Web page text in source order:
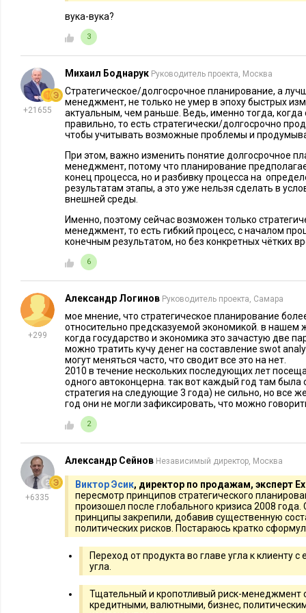
Executive.ru
стратегический менеджмент,
планирование, как один из важных его этапов. ​​​​​​​Другое
модели стратегического планирования. До сих пор
который ​​​​​​​методически неверен.
Первый кризис для коммерческих компаний страны
был кризис 2008 года, потому никаких новых реалий нет –
Что касается SWOT-анализа, то его избежать при
невозможно.
В 2008 году, когда еще ничего не предвещало кризис,
подготовительную работу для проведения SWOT-анализа.
генерации стратегических решений – из них и строится
2008 года мы собрались для продолжения работы. ​​​​​​​Один из
проектной группы этой компании сразу отметил: «Нам
начала – кризис кардинально изменил ситуацию». Я
список основных сил​​​​​​​ и слабостей компании, опасностей и
учетом экономического кризиса. Каково же было
группы, когда оказалось, что практически нам не
работы. Мы быстро выполнили SWOT-анализ и успешно
стратегии.
Пандемия – это, я бы сказал, стандартная ситуация для
менеджмента. Поэтому на вопрос: «Каким будет
простой: «Точно таким же, каким было».
Александр Савельев, руководитель
юридических лиц, «Старлинк»,
Стратегическое планирование
Рано говорить об отмене долгосрочных
финансовые планы на первое полугодие 2020 года. Но
полугодие, в котором необходимо выстроить такую
вука-вука?
3
+21655
Михаил Боднарук Руководитель проекта, Москва
Стратегическое/долгосрочное планирование, а
менеджмент, не только не умер в эпоху быстрых
актуальным, чем раньше. Ведь, именно тогда,
правильно, то есть стратегически/долгосрочно
чтобы учитывать возможные проблемы и
При этом, важно изменить понятие долгосрочное
менеджмент, потому что планирование
конец процесса, но и разбивку процесса на
результатам этапы, а это уже нельзя сделать в
внешней среды.
Именно, поэтому сейчас возможен только
менеджмент, то есть гибкий процесс, с началом
конечным результатом, но без конкретных чётких
6
+299
Александр Логинов Руководитель проекта, Самара
мое мнение, что стратегическое планирование
относительно предсказуемой экономикой. в нашем
когда государство и экономика это зачастую две
можно тратить кучу денег на составление swot
могут меняться часто, что сводит все это на
2010 в течение нескольких последующих лет
одного автоконцерна. так вот каждый год там была
стратегия на следующие 3 года) не сильно, но все
год они не могли зафиксировать, что можно
2
+6335
Александр Сейнов Независимый директор, Москва
Виктор Эсик, директор по продажам, эксперт
пересмотр принципов стратегического
произошел после глобального кризиса 2008 года.
принципы закрепили, добавив существенную
политических рисков. Постараюсь кратко
Переход от продукта во главе угла к клиенту
угла.
Тщательный и кропотливый риск-менеджмент
кредитными, валютными, бизнес,